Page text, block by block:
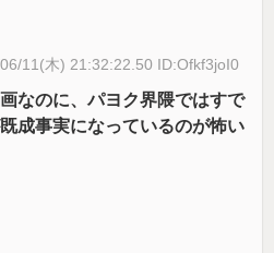
11(木) 21:32:22.50 ID:Ofkf3joI0
なのに、パヨク界隈ではすで
成事実になっているのが怖い